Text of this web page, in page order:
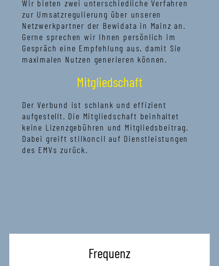
Wir bieten zwei unterschiedliche Verfahren
zur Umsatzregulierung über unseren
Netzwerkpartner der Bewidata in Mainz an.
Gerne sprechen wir Ihnen persönlich im
Gespräch eine Empfehlung aus, damit Sie
maximalen Nutzen generieren können.
Mitgliedschaft
Der Verbund ist schlank und effizient
aufgestellt. Die Mitgliedschaft beinhaltet
keine Lizenzgebühren und Mitgliedsbeitrag.
Dabei greift stilkoncil auf Dienstleistungen
des EMVs zurück.
Frequenz